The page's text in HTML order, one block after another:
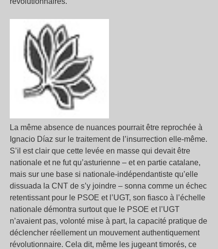
La même absence de nuances pourrait être reprochée à
Ignacio Díaz sur le traitement de l’insurrection elle-même.
S’il est clair que cette levée en masse qui devait être
nationale et ne fut qu’asturienne – et en partie catalane,
mais sur une base si nationale-indépendantiste qu’elle
dissuada la CNT de s’y joindre – sonna comme un échec
retentissant pour le PSOE et l’UGT, son fiasco à l’échelle
nationale démontra surtout que le PSOE et l’UGT
n’avaient pas, volonté mise à part, la capacité pratique de
déclencher réellement un mouvement authentiquement
révolutionnaire. Cela dit, même les jugeant timorés, ce